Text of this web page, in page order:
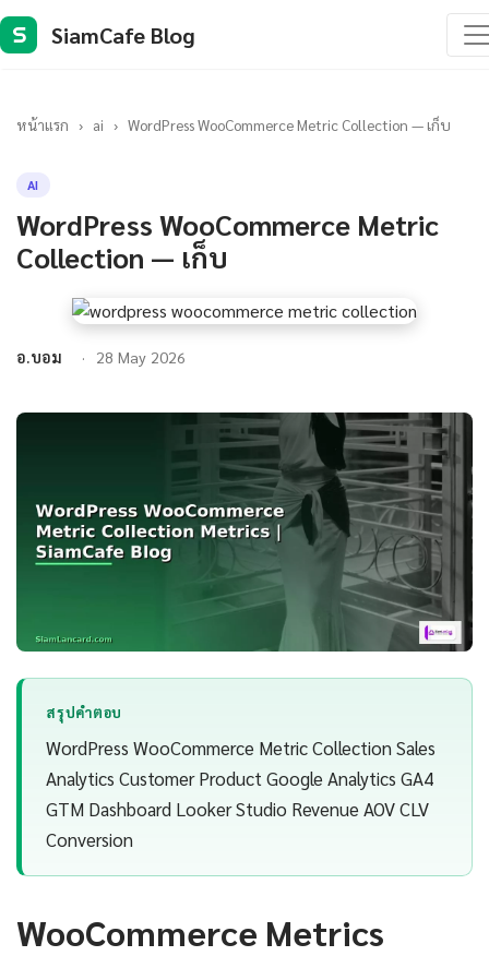
S SiamCafe Blog
หน้าแรก › ai › WordPress WooCommerce Metric Collection — เก็บ
AI
WordPress WooCommerce Metric
Collection — เก็บ
อ.บอม 28 May 2026
สรุปคำตอบ
WordPress WooCommerce Metric Collection Sales
Analytics Customer Product Google Analytics GA4
GTM Dashboard Looker Studio Revenue AOV CLV
Conversion
WooCommerce Metrics